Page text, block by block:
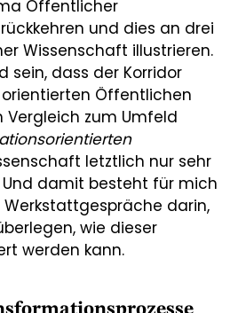
Öffentlicher
und dies an drei
Wissenschaft illustrieren.
sein, dass der Korridor
Öffentlichen
zum Umfeld
letztlich nur sehr
damit besteht für mich
darin,
wie dieser
werden kann.